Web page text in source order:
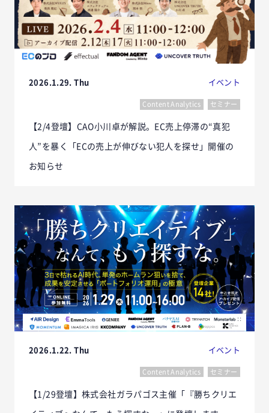
2026.1.29. Thu イベント
Content Analytics セミナー
【2/4登壇】CAO小川卓が解説。EC売上停滞の“真犯
人”を暴く「ECの売上が伸びない犯人を探せ」開催の
お知らせ
2026.1.22. Thu イベント
Content Analytics セミナー
【1/29登壇】株式会社ガラパゴス主催「『勝ちクリエ